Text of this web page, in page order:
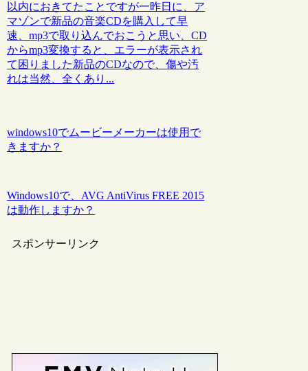
以内におきてたことですが一昨日に、ア
マゾンで新品の音楽CDを購入して早
速、mp3で取り込んでおこうと思い、CD
からmp3変換すると、エラーが表示され
て困りました新品のCDなので、傷や汚
れは当然、全くあり...
windows10でムービーメーカーは使用で
きますか？
Windows10で、AVG AntiVirus FREE 2015
は動作しますか？
スポンサーリンク